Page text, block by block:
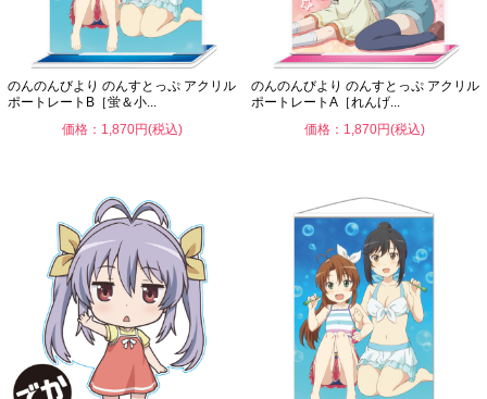
のんのんびより のんすとっぷ アクリル
ポートレートB［蛍＆小...
価格：1,870円(税込)
のんのんびより のんすとっぷ アクリル
ポートレートA［れんげ...
価格：1,870円(税込)